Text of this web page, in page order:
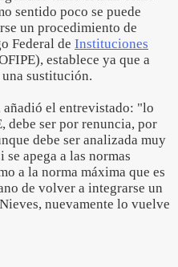
sentido poco se puede
un procedimiento de
Federal de Instituciones
establece ya que a
sustitución.
añadió el entrevistado: "lo
debe ser por renuncia, por
debe ser analizada muy
apega a las normas
a la norma máxima que es
de volver a integrarse un
nuevamente lo vuelve